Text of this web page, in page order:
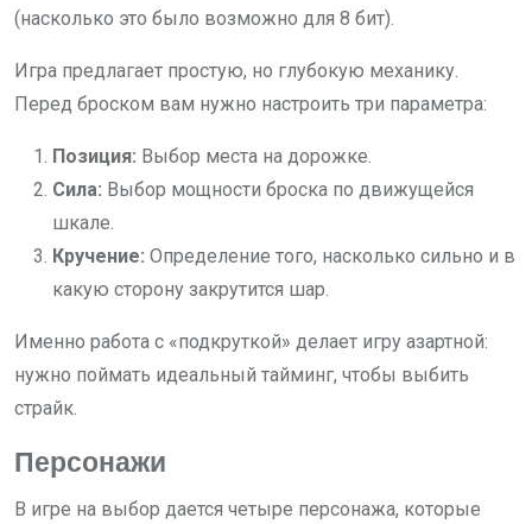
(насколько это было возможно для 8 бит).
Игра предлагает простую, но глубокую механику.
Перед броском вам нужно настроить три параметра:
Позиция: Выбор места на дорожке.
Сила: Выбор мощности броска по движущейся
шкале.
Кручение: Определение того, насколько сильно и в
какую сторону закрутится шар.
Именно работа с «подкруткой» делает игру азартной:
нужно поймать идеальный тайминг, чтобы выбить
страйк.
Персонажи
В игре на выбор дается четыре персонажа, которые